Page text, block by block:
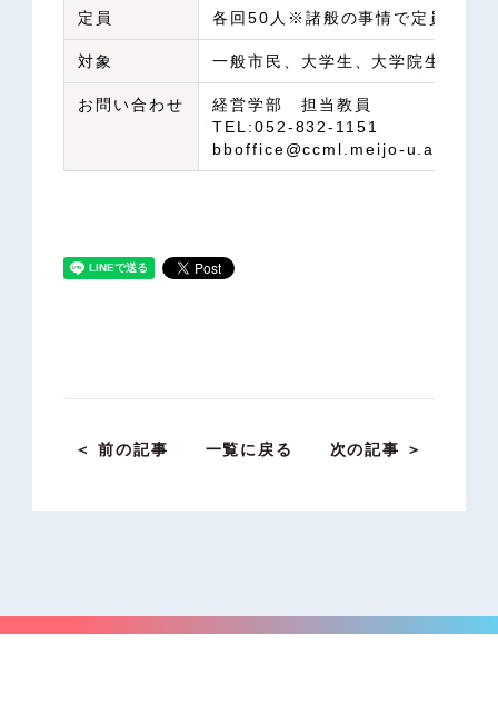
定員 各回50人※諸般の事情で定員が増
対象 一般市民、大学生、大学院生
お問い合わせ
経営学部 担当教員
TEL:052-832-1151
bboffice@ccml.meijo-u.ac.jp
＜ 前の記事 一覧に戻る 次の記事 ＞